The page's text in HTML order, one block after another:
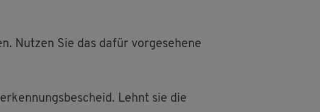
Nut­zen Sie das dafür vor­ge­se­he­ne
Lehnt sie die